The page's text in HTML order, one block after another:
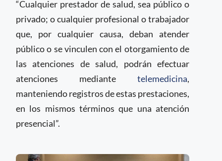
“Cualquier prestador de salud, sea público o
privado; o cualquier profesional o trabajador
que, por cualquier causa, deban atender
público o se vinculen con el otorgamiento de
las atenciones de salud, podrán efectuar
atenciones mediante telemedicina,
manteniendo registros de estas prestaciones,
en los mismos términos que una atención
presencial”.